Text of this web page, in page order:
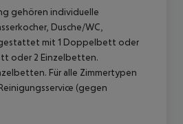
gehören individuelle
Dusche/WC,
mit 1 Doppelbett oder
oder 2 Einzelbetten.
Für alle Zimmertypen
(gegen